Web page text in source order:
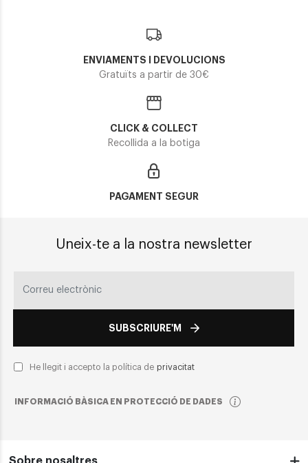
ENVIAMENTS I DEVOLUCIONS
Gratuïts a partir de 30€
CLICK & COLLECT
Recollida a la botiga
PAGAMENT SEGUR
Uneix-te a la nostra newsletter
SUBSCRIURE'M
He llegit i accepto la política de privacitat
INFORMACIÓ BÀSICA EN PROTECCIÓ DE DADES
Sobre nosaltres